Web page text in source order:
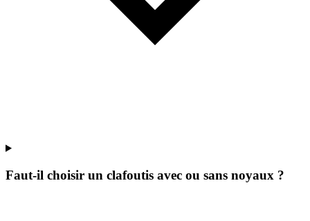
Faut-il choisir un clafoutis avec ou sans noyaux ?